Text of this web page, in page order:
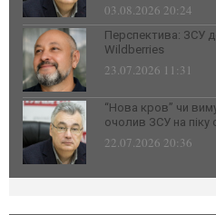
03.08.2026 20:24
Перспектива: ЗСУ
Wildberries
23.07.2026 11:31
“Нова кров” чи
очолив ЗСУ на піку
22.07.2026 20:36